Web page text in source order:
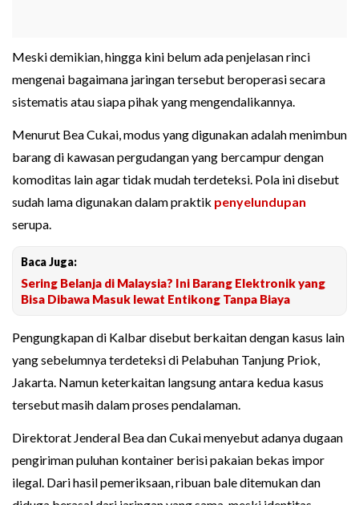
Meski demikian, hingga kini belum ada penjelasan rinci
mengenai bagaimana jaringan tersebut beroperasi secara
sistematis atau siapa pihak yang mengendalikannya.
Menurut Bea Cukai, modus yang digunakan adalah menimbun
barang di kawasan pergudangan yang bercampur dengan
komoditas lain agar tidak mudah terdeteksi. Pola ini disebut
sudah lama digunakan dalam praktik penyelundupan
serupa.
Baca Juga:
Sering Belanja di Malaysia? Ini Barang Elektronik yang
Bisa Dibawa Masuk lewat Entikong Tanpa Biaya
Pengungkapan di Kalbar disebut berkaitan dengan kasus lain
yang sebelumnya terdeteksi di Pelabuhan Tanjung Priok,
Jakarta. Namun keterkaitan langsung antara kedua kasus
tersebut masih dalam proses pendalaman.
Direktorat Jenderal Bea dan Cukai menyebut adanya dugaan
pengiriman puluhan kontainer berisi pakaian bekas impor
ilegal. Dari hasil pemeriksaan, ribuan bale ditemukan dan